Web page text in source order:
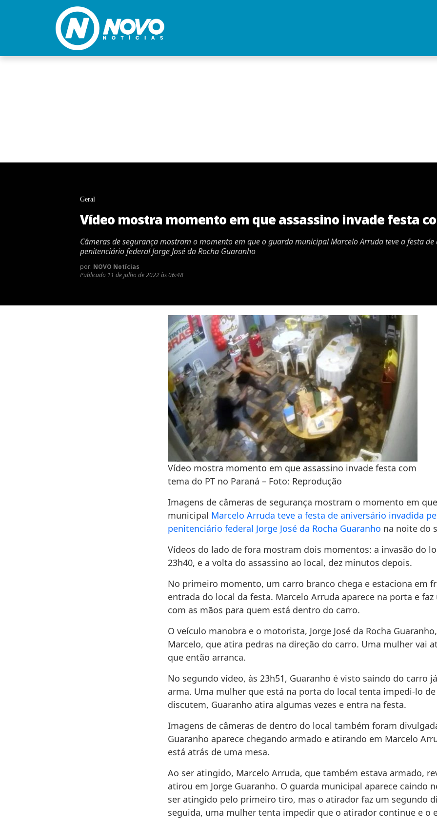
Geral
Vídeo mostra momento em que assassino invade festa
Câmeras de segurança mostram o momento em que o guarda municipal Marcelo Arruda teve a festa
penitenciário federal Jorge José da Rocha Guaranho
por: NOVO Notícias
Publicado 11 de julho de 2022 às 06:48
Vídeo mostra momento em que assassino invade festa com
tema do PT no Paraná – Foto: Reprodução
Imagens de câmeras de segurança mostram o momento em
municipal Marcelo Arruda teve a festa de aniversário invadida
penitenciário federal Jorge José da Rocha Guaranho na noite do
Vídeos do lado de fora mostram dois momentos: a invasão do
23h40, e a volta do assassino ao local, dez minutos depois.
No primeiro momento, um carro branco chega e estaciona em
entrada do local da festa. Marcelo Arruda aparece na porta e
com as mãos para quem está dentro do carro.
O veículo manobra e o motorista, Jorge José da Rocha
Marcelo, que atira pedras na direção do carro. Uma mulher vai
que então arranca.
No segundo vídeo, às 23h51, Guaranho é visto saindo do carro
arma. Uma mulher que está na porta do local tenta impedi-lo de
discutem, Guaranho atira algumas vezes e entra na festa.
Imagens de câmeras de dentro do local também foram
Guaranho aparece chegando armado e atirando em Marcelo
está atrás de uma mesa.
Ao ser atingido, Marcelo Arruda, que também estava armado,
atirou em Jorge Guaranho. O guarda municipal aparece caindo
ser atingido pelo primeiro tiro, mas o atirador faz um segundo
seguida, uma mulher tenta impedir que o atirador continue e o